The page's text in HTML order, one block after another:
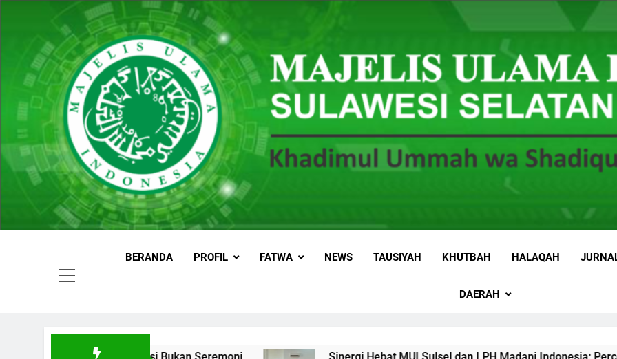
MUI Sulawesi Selatan
BERANDA PROFIL FATWA NEWS TAUSIYAH KHUTBAH HALAQAH
DAERAH
Lewat Aksi Bukan Seremoni Sinergi Hebat MUI Sulsel dan LPH Madani Indonesia: Percepat